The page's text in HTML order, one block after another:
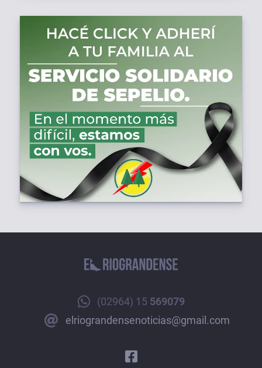
(02964) 15 569079
elriograndensenoticias@gmail.com